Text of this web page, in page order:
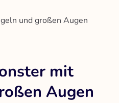
und großen Augen
mit
Augen